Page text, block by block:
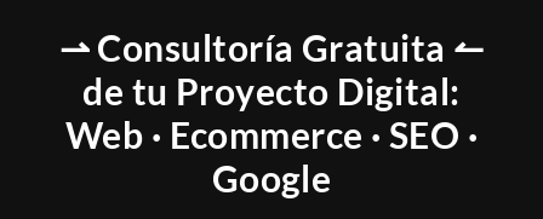
⇀ Consultoría Gratuita ↼
de tu Proyecto Digital:
Web · Ecommerce · SEO ·
Google